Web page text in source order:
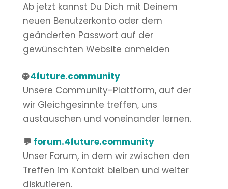
Ab jetzt kannst Du Dich mit Deinem
neuen Benutzerkonto oder dem
geänderten Passwort auf der
gewünschten Website anmelden
🌐4future.community
Unsere Community-Plattform, auf der
wir Gleichgesinnte treffen, uns
austauschen und voneinander lernen.
💬 forum.4future.community
Unser Forum, in dem wir zwischen den
Treffen im Kontakt bleiben und weiter
diskutieren.